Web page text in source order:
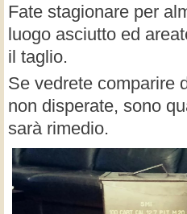
Fate stagionare per
luogo asciutto ed
il taglio.
Se vedrete comparire
non disperate, sono
sarà rimedio.